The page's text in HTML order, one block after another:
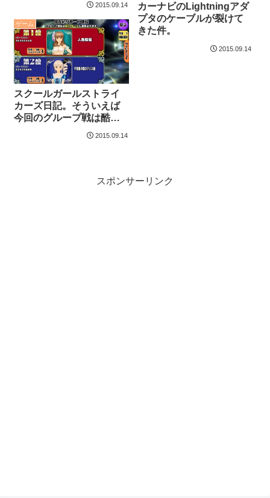
2015.09.14
カーナビのLightningアダ
プタのケーブルが裂けて
きた件。
2015.09.14
ゲーム
スクールガールストライ
カーズ日記。そういえば
今回のグループ戦は酷
2015.09.14
スポンサーリンク